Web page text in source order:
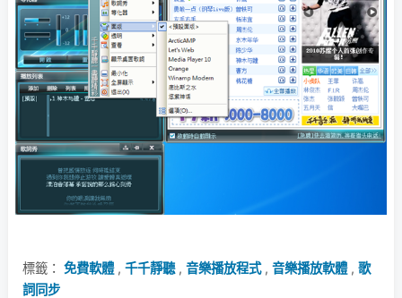
標籤： 免費軟體, 千千靜聽, 音樂播放程式, 音樂播放軟體, 歌
詞同步